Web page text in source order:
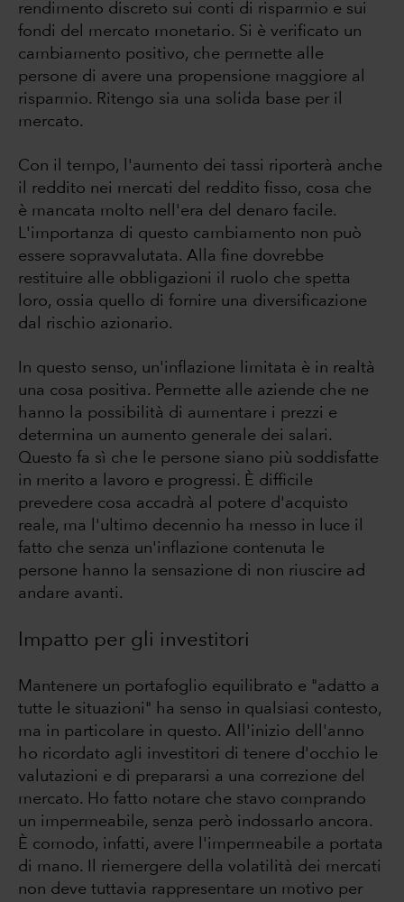
rendimento discreto sui conti di risparmio e sui
fondi del mercato monetario. Si è verificato un
cambiamento positivo, che permette alle
persone di avere una propensione maggiore al
risparmio. Ritengo sia una solida base per il
mercato.
Con il tempo, l'aumento dei tassi riporterà anche
il reddito nei mercati del reddito fisso, cosa che
è mancata molto nell'era del denaro facile.
L'importanza di questo cambiamento non può
essere sopravvalutata. Alla fine dovrebbe
restituire alle obbligazioni il ruolo che spetta
loro, ossia quello di fornire una diversificazione
dal rischio azionario.
In questo senso, un'inflazione limitata è in realtà
una cosa positiva. Permette alle aziende che ne
hanno la possibilità di aumentare i prezzi e
determina un aumento generale dei salari.
Questo fa sì che le persone siano più soddisfatte
in merito a lavoro e progressi. È difficile
prevedere cosa accadrà al potere d'acquisto
reale, ma l'ultimo decennio ha messo in luce il
fatto che senza un'inflazione contenuta le
persone hanno la sensazione di non riuscire ad
andare avanti.
Impatto per gli investitori
Mantenere un portafoglio equilibrato e "adatto a
tutte le situazioni" ha senso in qualsiasi contesto,
ma in particolare in questo. All'inizio dell'anno
ho ricordato agli investitori di tenere d'occhio le
valutazioni e di prepararsi a una correzione del
mercato. Ho fatto notare che stavo comprando
un impermeabile, senza però indossarlo ancora.
È comodo, infatti, avere l'impermeabile a portata
di mano. Il riemergere della volatilità dei mercati
non deve tuttavia rappresentare un motivo per